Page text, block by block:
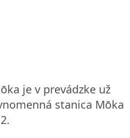
je v prevádzke už
stanica Mōka